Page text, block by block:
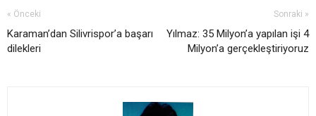
« Önceki
Karaman’dan Silivrispor’a başarı
dilekleri
Sonraki »
Yılmaz: 35 Milyon’a yapılan işi 4
Milyon’a gerçekleştiriyoruz